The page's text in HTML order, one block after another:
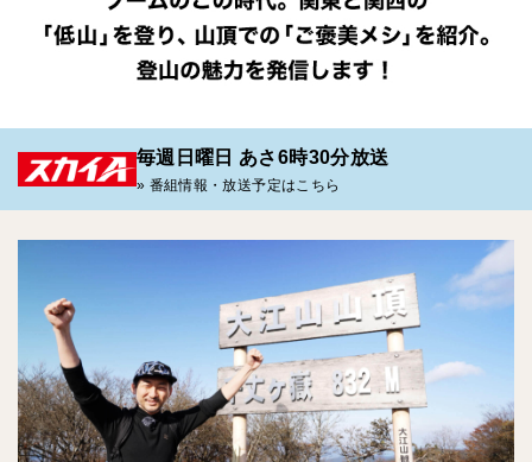
毎週日曜日 あさ6時30分放送
» 番組情報・放送予定はこちら